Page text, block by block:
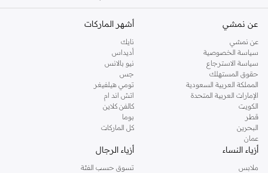
عن نمشي
عن نمشي
سياسة الخصوصية
سياسة الاسترجاع
حقوق المستهلك
المملكة العربية السعودية
الإمارات العربية المتحدة
الكويت
قطر
البحرين
عمان
أشهر الماركات
نايك
أديداس
نيو بالانس
جس
تومي هيلفيغر
اتش اند ام
كالفن كلاين
بوما
كل الماركات
أزياء النساء
ملابس
أزياء الرجال
تسوق حسب الفئة